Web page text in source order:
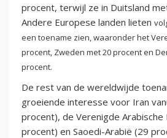
procent, terwijl ze in Duitsland
Andere Europese landen lieten
een toename zien, waaronder het
procent, Zweden met 20 procent en
procent.
De rest van de wereldwijde
groeiende interesse voor Iran
procent), de Verenigde Arabische
procent) en Saoedi-Arabië (29